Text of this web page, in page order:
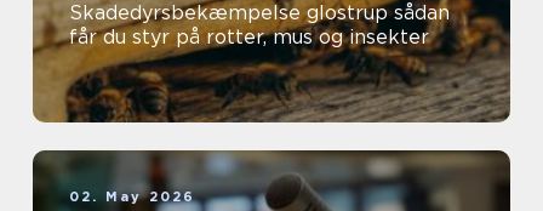
Skadedyrsbekæmpelse glostrup sådan
får du styr på rotter, mus og insekter
02. May 2026